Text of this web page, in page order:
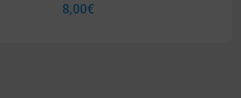
8,00€